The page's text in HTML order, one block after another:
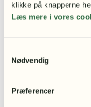
klikke på knapperne
Læs mere i vores
Nødvendig
Præferencer